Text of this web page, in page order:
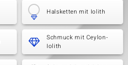
Halsketten mit Iolith
Schmuck mit Ceylon-
Iolith